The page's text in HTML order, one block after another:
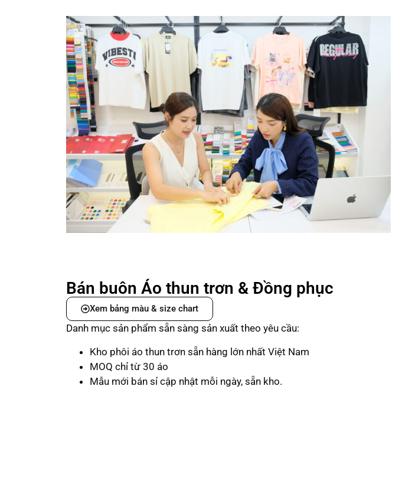
Bán buôn Áo thun trơn & Đồng phục
Xem bảng màu & size chart
Danh mục sản phẩm sẵn sàng sản xuất theo yêu cầu:
Kho phôi áo thun trơn sẵn hàng lớn nhất Việt Nam
MOQ chỉ từ 30 áo
Mẫu mới bán sỉ cập nhật mỗi ngày, sẵn kho.